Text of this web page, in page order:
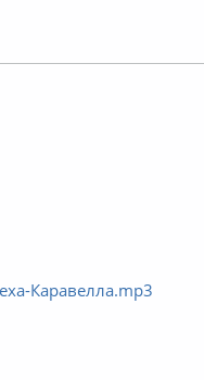
Каравелла.mp3